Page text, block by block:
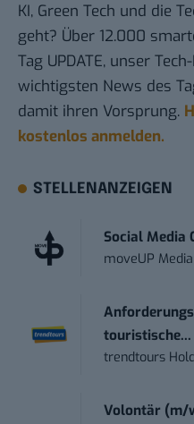
KI, Green Tech und die
geht? Über 12.000
Tag UPDATE, unser
wichtigsten News des
damit ihren Vorsprung.
kostenlos anmelden.
STELLENANZEIGEN
Social Media
moveUP
touristische...
trendtours
Volontär (m/